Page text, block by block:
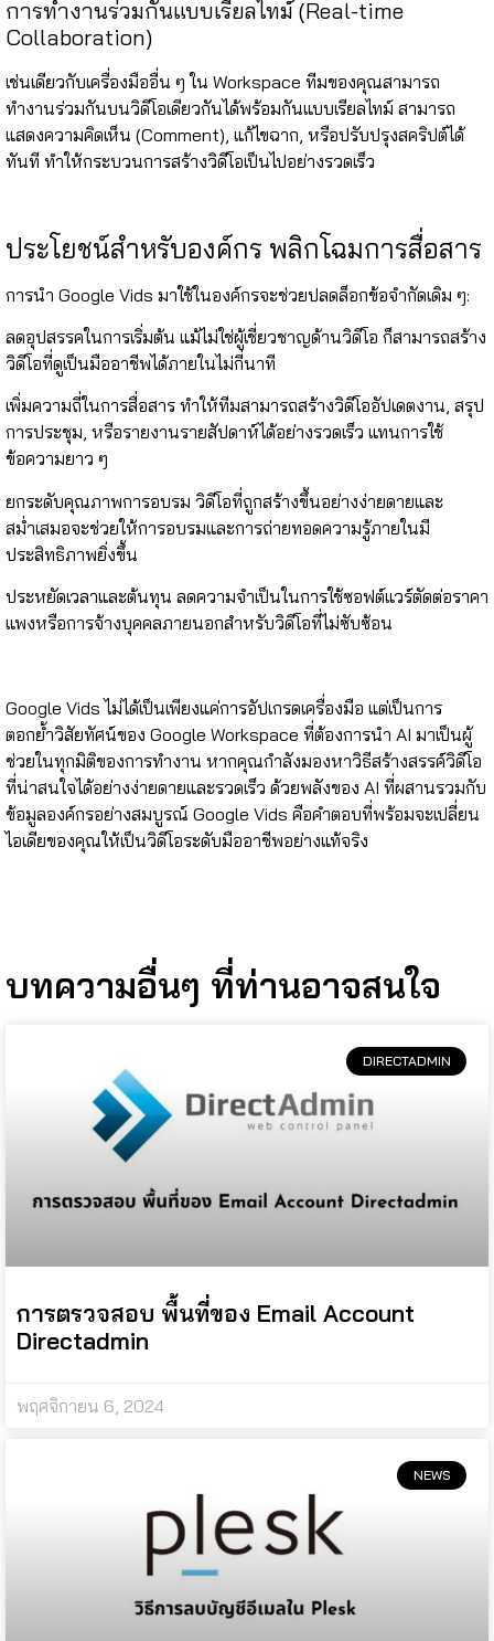
การทำงานร่วมกันแบบเรียลไทม์ (Real-time
Collaboration)
เช่นเดียวกับเครื่องมืออื่น ๆ ใน Workspace ทีมของคุณสามารถ
ทำงานร่วมกันบนวิดีโอเดียวกันได้พร้อมกันแบบเรียลไทม์ สามารถ
แสดงความคิดเห็น (Comment), แก้ไขฉาก, หรือปรับปรุงสคริปต์ได้
ทันที ทำให้กระบวนการสร้างวิดีโอเป็นไปอย่างรวดเร็ว
ประโยชน์สำหรับองค์กร พลิกโฉมการสื่อสาร
การนำ Google Vids มาใช้ในองค์กรจะช่วยปลดล็อกข้อจำกัดเดิม ๆ:
ลดอุปสรรคในการเริ่มต้น แม้ไม่ใช่ผู้เชี่ยวชาญด้านวิดีโอ ก็สามารถสร้าง
วิดีโอที่ดูเป็นมืออาชีพได้ภายในไม่กี่นาที
เพิ่มความถี่ในการสื่อสาร ทำให้ทีมสามารถสร้างวิดีโออัปเดตงาน, สรุป
การประชุม, หรือรายงานรายสัปดาห์ได้อย่างรวดเร็ว แทนการใช้
ข้อความยาว ๆ
ยกระดับคุณภาพการอบรม วิดีโอที่ถูกสร้างขึ้นอย่างง่ายดายและ
สม่ำเสมอจะช่วยให้การอบรมและการถ่ายทอดความรู้ภายในมี
ประสิทธิภาพยิ่งขึ้น
ประหยัดเวลาและต้นทุน ลดความจำเป็นในการใช้ซอฟต์แวร์ตัดต่อราคา
แพงหรือการจ้างบุคคลภายนอกสำหรับวิดีโอที่ไม่ซับซ้อน
Google Vids ไม่ได้เป็นเพียงแค่การอัปเกรดเครื่องมือ แต่เป็นการ
ตอกย้ำวิสัยทัศน์ของ Google Workspace ที่ต้องการนำ AI มาเป็นผู้
ช่วยในทุกมิติของการทำงาน หากคุณกำลังมองหาวิธีสร้างสรรค์วิดีโอ
ที่น่าสนใจได้อย่างง่ายดายและรวดเร็ว ด้วยพลังของ AI ที่ผสานรวมกับ
ข้อมูลองค์กรอย่างสมบูรณ์ Google Vids คือคำตอบที่พร้อมจะเปลี่ยน
ไอเดียของคุณให้เป็นวิดีโอระดับมืออาชีพอย่างแท้จริง
บทความอื่นๆ ที่ท่านอาจสนใจ
DIRECTADMIN
การตรวจสอบ พื้นที่ของ Email Account
Directadmin
พฤศจิกายน 6, 2024
NEWS